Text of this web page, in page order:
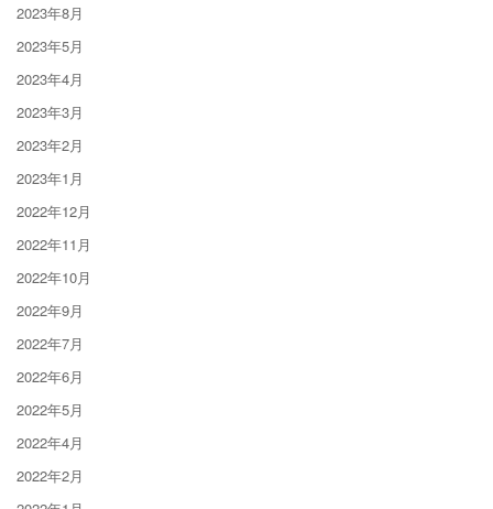
2023年8月
2023年5月
2023年4月
2023年3月
2023年2月
2023年1月
2022年12月
2022年11月
2022年10月
2022年9月
2022年7月
2022年6月
2022年5月
2022年4月
2022年2月